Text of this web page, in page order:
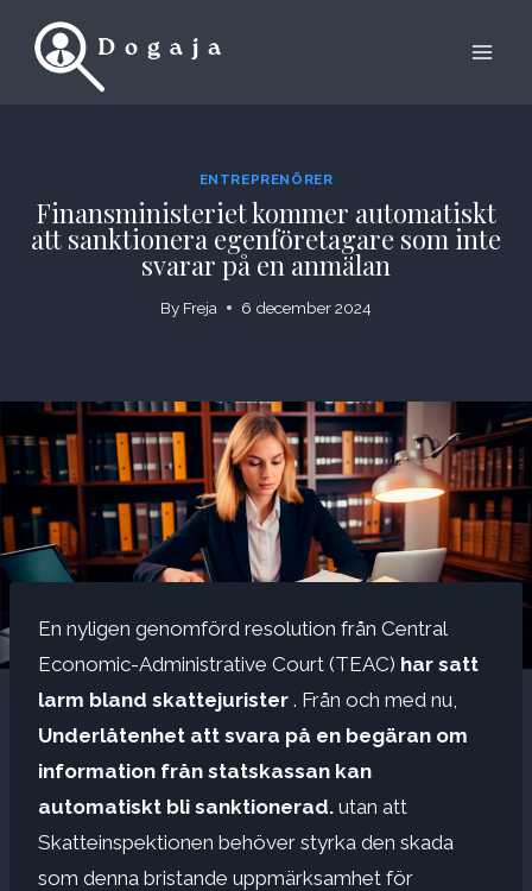
ENTREPRENÖRER
Finansministeriet kommer automatiskt
att sanktionera egenföretagare som inte
svarar på en anmälan
By Freja 6 december 2024
En nyligen genomförd resolution från Central
Economic-Administrative Court (TEAC) har satt
larm bland skattejurister . Från och med nu,
Underlåtenhet att svara på en begäran om
information från statskassan kan
automatiskt bli sanktionerad. utan att
Skatteinspektionen behöver styrka den skada
som denna bristande uppmärksamhet för